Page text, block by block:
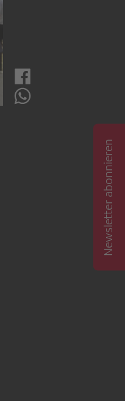
Newsletter abonnieren